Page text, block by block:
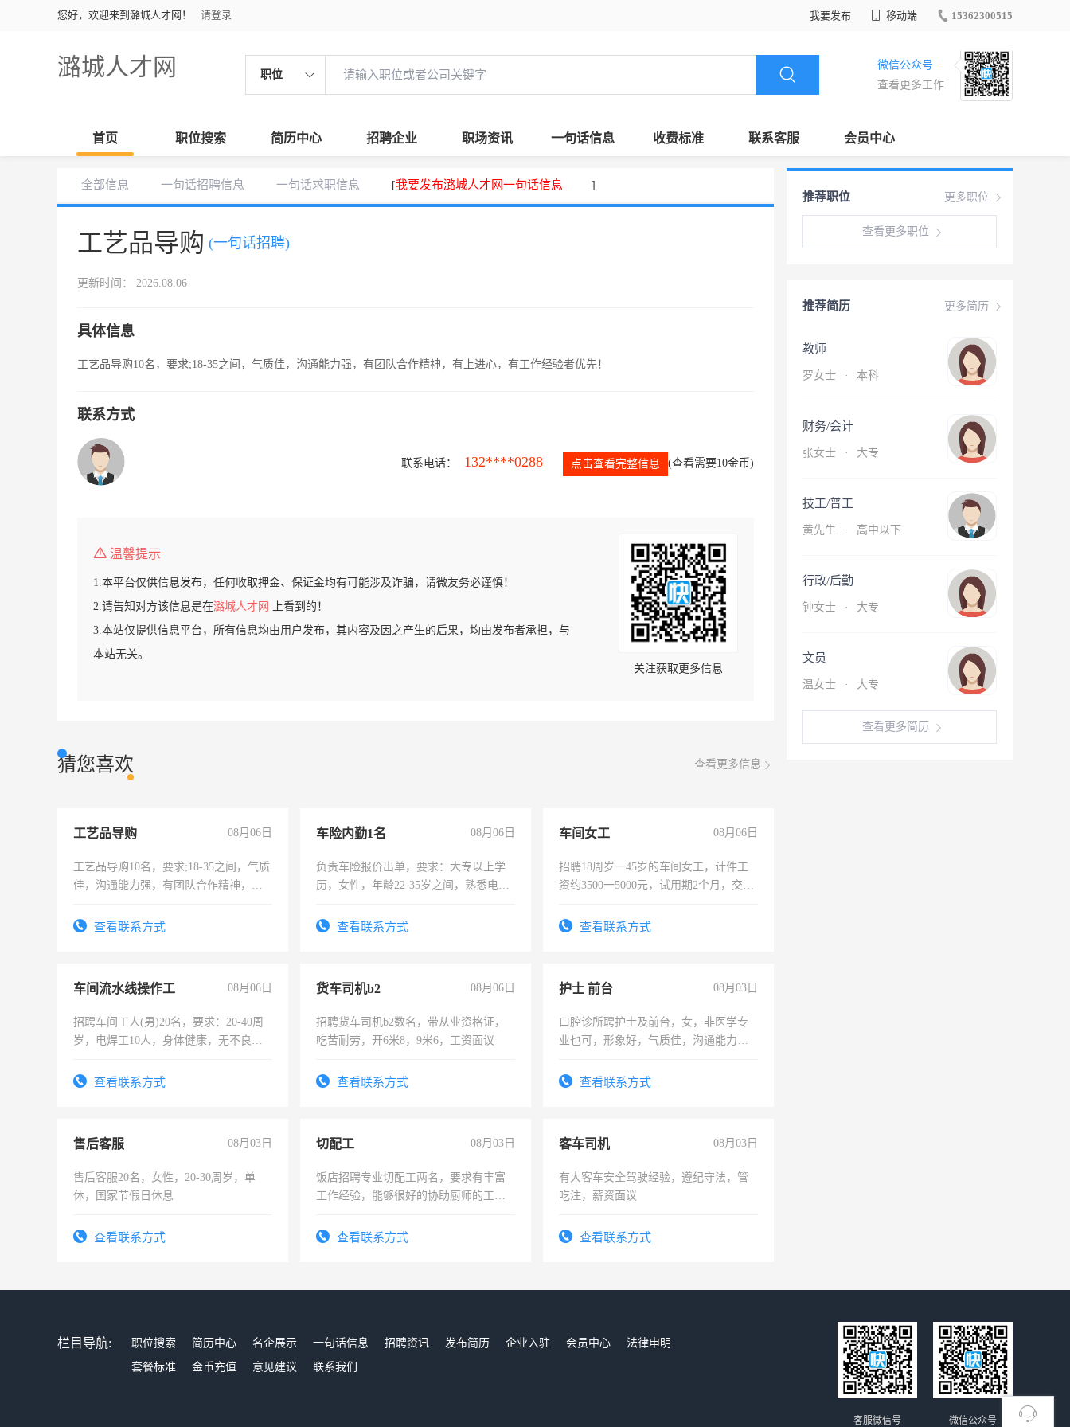
您好，欢迎来到潞城人才网！ 请登录 我要发布 移动端 15362300515
潞城人才网 职位
微信公众号
查看更多工作
首页 职位搜索 简历中心 招聘企业 职场资讯 一句话信息 收费标准 联系客服 会员中心
全部信息 一句话招聘信息 一句话求职信息 [我要发布潞城人才网一句话信息 ]
工艺品导购 (一句话招聘)
更新时间： 2026.08.06
具体信息
工艺品导购10名，要求;18-35之间，气质佳，沟通能力强，有团队合作精神，有上进心，有工作经验者优先！
联系方式
联系电话： 132****0288 点击查看完整信息 (查看需要10金币)
温馨提示
1.本平台仅供信息发布，任何收取押金、保证金均有可能涉及诈骗，请微友务必谨慎！
2.请告知对方该信息是在潞城人才网
上看到的！
3.本站仅提供信息平台，所有信息均由用户发布，其内容及因之产生的后果，均由发布者承担，与
本站无关。
关注获取更多信息
猜您喜欢 查看更多信息
工艺品导购 08月06日
工艺品导购10名，要求;18-35之间，气质
佳，沟通能力强，有团队合作精神，有
查看联系方式
车险内勤1名 08月06日
负责车险报价出单，要求：大专以上学
历，女性，年龄22-35岁之间，熟悉电脑
试用期1-3个月，转正后交纳五险，
查看联系方式
车间女工 08月06日
招聘18周岁一45岁的车间女工，计件工
资约3500一5000元，试用期2个月，交五
查看联系方式
车间流水线操作工 08月06日
招聘车间工人(男)20名，要求：20-40周
岁，电焊工10人，身体健康，无不良嗜
宿，免费发放劳保用品，两班倒，每月
查看联系方式
货车司机b2 08月06日
招聘货车司机b2数名，带从业资格证，
吃苦耐劳，开6米8，9米6，工资面议
查看联系方式
护士 前台 08月03日
口腔诊所聘护士及前台，女，非医学专
业也可，形象好，气质佳，沟通能力
查看联系方式
售后客服 08月03日
售后客服20名，女性，20-30周岁，单
休，国家节假日休息
查看联系方式
切配工 08月03日
饭店招聘专业切配工两名，要求有丰富
工作经验，能够很好的协助厨师的工
4500。查看联系方式
客车司机 08月03日
有大客车安全驾驶经验，遵纪守法，管
吃注，薪资面议
查看联系方式
更多职位
推荐职位
查看更多职位
更多简历
推荐简历
教师
罗女士 · 本科
财务/会计
张女士 · 大专
技工/普工
黄先生 · 高中以下
行政/后勤
钟女士 · 大专
文员
温女士 · 大专
查看更多简历
栏目导航: 职位搜索 简历中心 名企展示 一句话信息 招聘资讯 发布简历 企业入驻 会员中心
法律申明
套餐标准
金币充值 意见建议 联系我们
微信公众号
客服微信号